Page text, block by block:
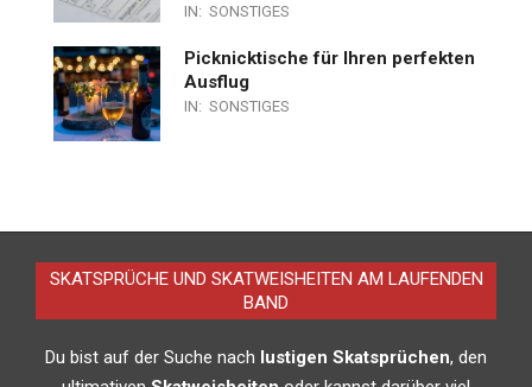
IN: SONSTIGES
Picknicktische für Ihren perfekten
Ausflug
IN: SONSTIGES
SKATSPRÜCHE UND SKATWEISHEITEN AM LAUFENDEN
BAND
Du bist auf der Suche nach lustigen Skatsprüchen, den